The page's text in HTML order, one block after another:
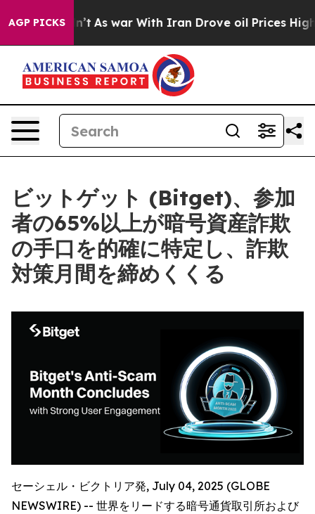
AGP PICKS
Didn’t As war With Iran Drove oil Prices Higher,
ビットゲット (Bitget)、参加
者の65%以上が暗号資産詐欺
の手口を的確に特定し、詐欺
対策月間を締めくくる
セーシェル・ビクトリア発, July 04, 2025 (GLOBE
NEWSWIRE) -- 世界をリードする暗号通貨取引所および